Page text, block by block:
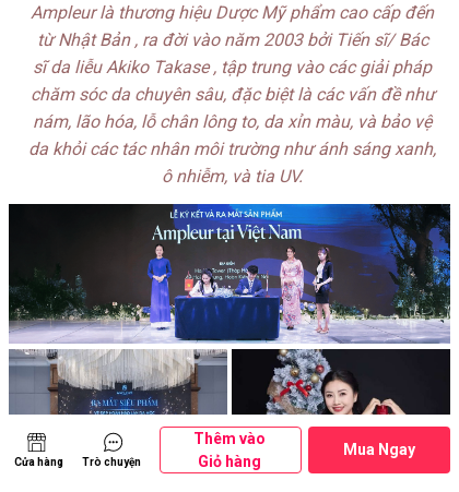
Ampleur là thương hiệu Dược Mỹ phẩm cao cấp đến
từ Nhật Bản , ra đời vào năm 2003 bởi Tiến sĩ/ Bác
sĩ da liễu Akiko Takase , tập trung vào các giải pháp
chăm sóc da chuyên sâu, đặc biệt là các vấn đề như
nám, lão hóa, lỗ chân lông to, da xỉn màu, và bảo vệ
da khỏi các tác nhân môi trường như ánh sáng xanh,
ô nhiễm, và tia UV.
Mua Ngay
Thêm vào
Giỏ hàng
Cửa hàng Trò chuyện